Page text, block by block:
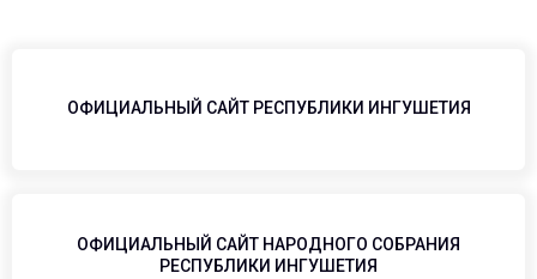
ОФИЦИАЛЬНЫЙ САЙТ РЕСПУБЛИКИ ИНГУШЕТИЯ
ОФИЦИАЛЬНЫЙ САЙТ НАРОДНОГО СОБРАНИЯ
РЕСПУБЛИКИ ИНГУШЕТИЯ